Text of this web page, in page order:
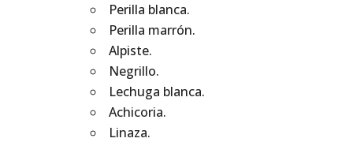
Perilla blanca.
Perilla marrón.
Alpiste.
Negrillo.
Lechuga blanca.
Achicoria.
Linaza.